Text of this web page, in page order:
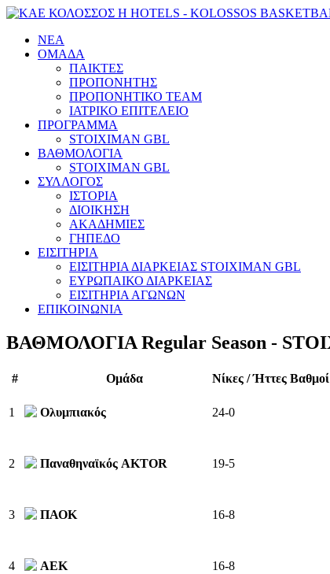
ΝΕΑ
ΟΜΑΔΑ
ΠΑΙΚΤΕΣ
ΠΡΟΠΟΝΗΤΗΣ
ΠΡΟΠΟΝΗΤΙΚΟ TEAM
ΙΑΤΡΙΚΟ ΕΠΙΤΕΛΕΙΟ
ΠΡΟΓΡΑΜΜΑ
STOIXIMAN GBL
ΒΑΘΜΟΛΟΓΙΑ
STOIXIMAN GBL
ΣΥΛΛΟΓΟΣ
ΙΣΤΟΡΙΑ
ΔΙΟΙΚΗΣΗ
ΑΚΑΔΗΜΙΕΣ
ΓΗΠΕΔΟ
ΕΙΣΙΤΗΡΙΑ
ΕΙΣΙΤΗΡΙΑ ΔΙΑΡΚΕΙΑΣ STOIXIMAN GBL
ΕΥΡΩΠΑΙΚΟ ΔΙΑΡΚΕΙΑΣ
ΕΙΣΙΤΗΡΙΑ ΑΓΩΝΩΝ
ΕΠΙΚΟΙΝΩΝΙΑ
ΒΑΘΜΟΛΟΓΙΑ Regular Season -
# Ομάδα Νίκες / Ήττες Βαθμοί
1 Ολυμπιακός 24-0
2 Παναθηναϊκός AKTOR 19-5
3 ΠΑΟΚ 16-8
4 ΑΕΚ 16-8